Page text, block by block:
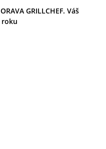
GRILLCHEF. Váš
roku